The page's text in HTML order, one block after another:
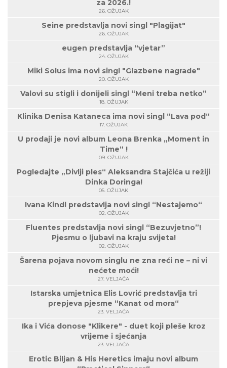
za 2026.!
26. OŽUJAK
Seine predstavlja novi singl "Plagijat"
26. OŽUJAK
eugen predstavlja “vjetar”
24. OŽUJAK
Miki Solus ima novi singl "Glazbene nagrade"
20. OŽUJAK
Valovi su stigli i donijeli singl “Meni treba netko”
18. OŽUJAK
Klinika Denisa Kataneca ima novi singl “Lava pod“
17. OŽUJAK
U prodaji je novi album Leona Brenka „Moment in
Time“ !
09. OŽUJAK
Pogledajte „Divlji ples“ Aleksandra Stajčića u režiji
Dinka Doringa!
05. OŽUJAK
Ivana Kindl predstavlja novi singl “Nestajemo“
02. OŽUJAK
Fluentes predstavlja novi singl “Bezuvjetno”!
Pjesmu o ljubavi na kraju svijeta!
02. OŽUJAK
Šarena pojava novom singlu ne zna reći ne – ni vi
nećete moći!
27. VELJAČA
Istarska umjetnica Elis Lovrić predstavlja tri
prepjeva pjesme “Kanat od mora“
23. VELJAČA
Ika i Vića donose "Klikere" - duet koji pleše kroz
vrijeme i sjećanja
23. VELJAČA
Erotic Biljan & His Heretics imaju novi album